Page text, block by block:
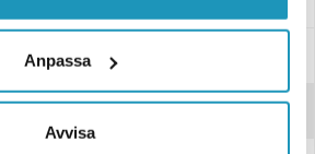
Anpassa
Avvisa